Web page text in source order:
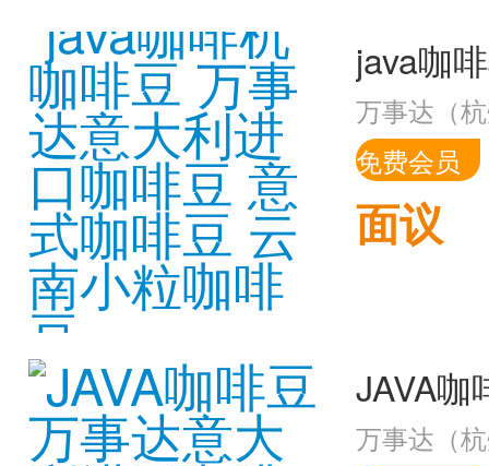
万事达（
免费会员
面议
万事达（